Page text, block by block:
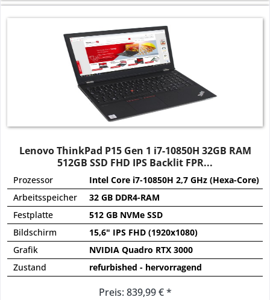
Lenovo ThinkPad P15 Gen 1 i7-10850H 32GB RAM
512GB SSD FHD IPS Backlit FPR...
Prozessor
Intel Core i7-10850H 2,7 GHz (Hexa-Core)
Arbeitsspeicher
32 GB DDR4-RAM
Festplatte
512 GB NVMe SSD
Bildschirm
15,6" IPS FHD (1920x1080)
Grafik
NVIDIA Quadro RTX 3000
Zustand
refurbished - hervorragend
Preis: 839,99 € *